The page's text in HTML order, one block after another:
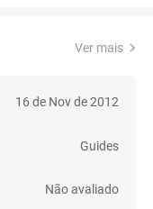
Ver mais
16 de Nov de 2012
Guides
Não avaliado